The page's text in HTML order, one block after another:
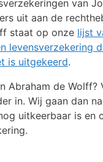
van
uit aan de
staat op onze lijst
levensverzekering
is uitgekeerd.
Abraham de Wolff?
in. Wij gaan dan
uitkeerbaar is en